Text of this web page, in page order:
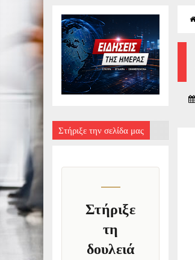
Στήριξε την σελίδα μας
Στήριξε
τη
δουλειά